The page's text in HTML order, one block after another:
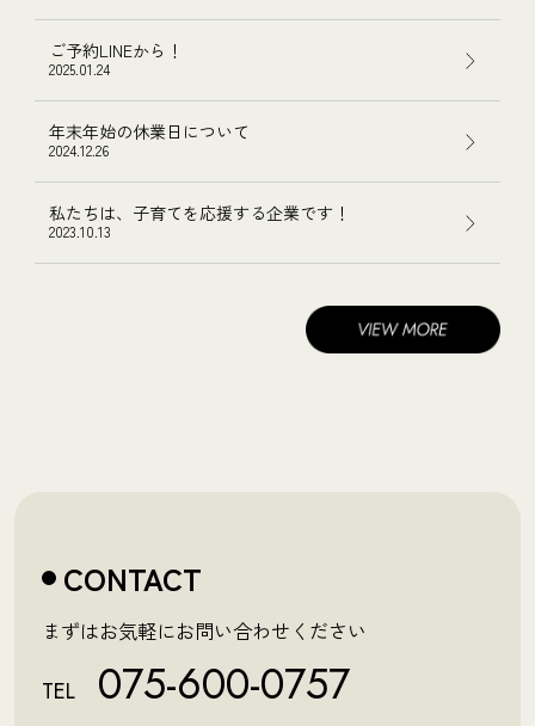
ご予約LINEから！
2025.01.24
年末年始の休業日について
2024.12.26
私たちは、子育てを応援する企業です！
2023.10.13
CONTACT
まずはお気軽にお問い合わせください
TEL 075-600-0757